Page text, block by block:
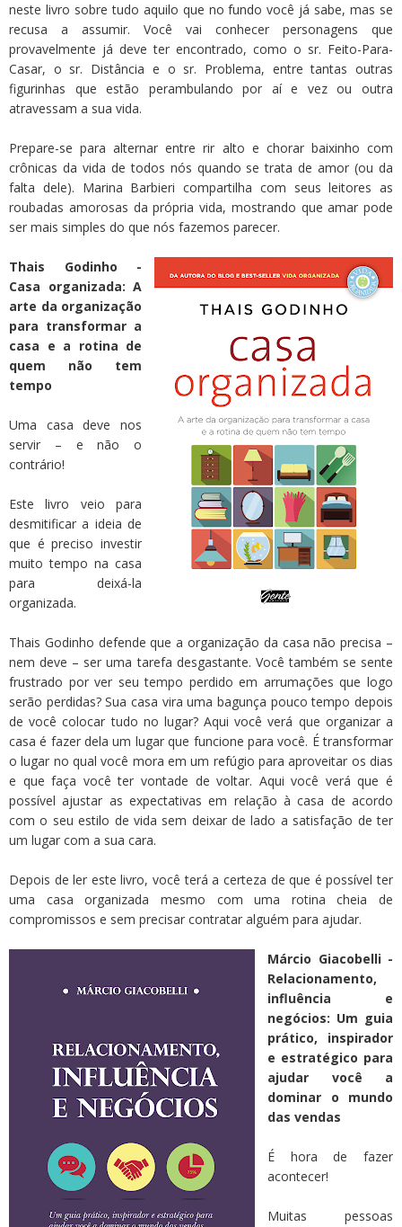
neste livro sobre tudo aquilo que no fundo você já sabe, mas se
recusa a assumir. Você vai conhecer personagens que
provavelmente já deve ter encontrado, como o sr. Feito-Para-
Casar, o sr. Distância e o sr. Problema, entre tantas outras
figurinhas que estão perambulando por aí e vez ou outra
atravessam a sua vida.
Prepare-se para alternar entre rir alto e chorar baixinho com
crônicas da vida de todos nós quando se trata de amor (ou da
falta dele). Marina Barbieri compartilha com seus leitores as
roubadas amorosas da própria vida, mostrando que amar pode
ser mais simples do que nós fazemos parecer.
Thais Godinho -
Casa organizada: A
arte da organização
para transformar a
casa e a rotina de
quem não tem
tempo
Uma casa deve nos
servir – e não o
contrário!
Este livro veio para
desmitificar a ideia de
que é preciso investir
muito tempo na casa
para deixá-la
organizada.
Thais Godinho defende que a organização da casa não precisa –
nem deve – ser uma tarefa desgastante. Você também se sente
frustrado por ver seu tempo perdido em arrumações que logo
serão perdidas? Sua casa vira uma bagunça pouco tempo depois
de você colocar tudo no lugar? Aqui você verá que organizar a
casa é fazer dela um lugar que funcione para você. É transformar
o lugar no qual você mora em um refúgio para aproveitar os dias
e que faça você ter vontade de voltar. Aqui você verá que é
possível ajustar as expectativas em relação à casa de acordo
com o seu estilo de vida sem deixar de lado a satisfação de ter
um lugar com a sua cara.
Depois de ler este livro, você terá a certeza de que é possível ter
uma casa organizada mesmo com uma rotina cheia de
compromissos e sem precisar contratar alguém para ajudar.
Márcio Giacobelli -
Relacionamento,
influência e
negócios: Um guia
prático, inspirador
e estratégico para
ajudar você a
dominar o mundo
das vendas
É hora de fazer
acontecer!
Muitas pessoas